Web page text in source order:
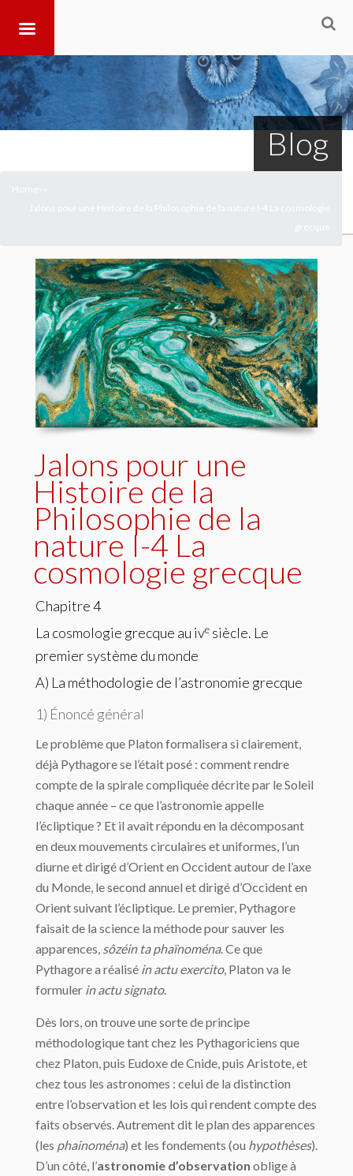
Blog
Jalons pour une
Histoire de la
Philosophie de la
nature I-4 La
cosmologie grecque
Chapitre 4
La cosmologie grecque au ive siècle. Le
premier système du monde
A) La méthodologie de l’astronomie grecque
1) Énoncé général
Le problème que Platon formalisera si clairement,
déjà Pythagore se l’était posé : com­ment rendre
compte de la spirale compliquée décrite par le Soleil
chaque année – ce que l’astronomie appelle
l’écliptique ? Et il avait répondu en la décomposant
en deux mouvements circulaires et uniformes, l’un
diurne et dirigé d’Orient en Occident autour de l’axe
du Monde, le second annuel et dirigé d’Occident en
Orient suivant l’écliptique. Le premier, Pythagore
faisait de la science la méthode pour sauver les
apparences, sôzéin ta phaïnoména. Ce que
Pythagore a réalisé in actu exercito, Platon va le
formuler in actu signato.
Dès lors, on trouve une sorte de principe
méthodologique tant chez les Pythagoriciens que
chez Platon, puis Eudoxe de Cnide, puis Aristote, et
chez tous les astronomes : celui de la distinction
entre l’observation et les lois qui rendent compte des
faits observés. Autrement dit le plan des apparences
(les phainoména) et les fondements (ou hypo­thèses).
D’un côté, l’astronomie d’observation oblige à